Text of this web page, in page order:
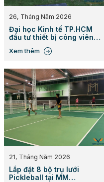
26, Tháng Năm 2026
Đại học Kinh tế TP.HCM
đầu tư thiết bị công viên
Xem thêm
21, Tháng Năm 2026
Lắp đặt 8 bộ trụ lưới
Pickleball tại MM